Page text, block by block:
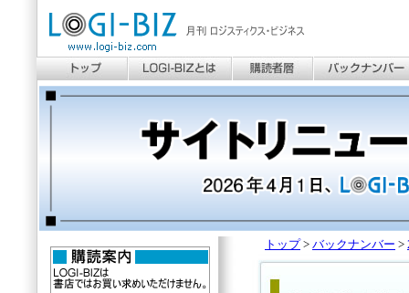
トップ > バックナンバー >